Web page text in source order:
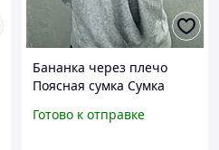
Бананка через плечо
Поясная сумка Сумка
Готово к отправке